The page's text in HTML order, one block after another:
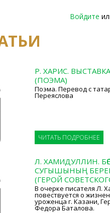
Войдите
Р. ХАРИС.
(ПОЭМА)
Поэма. Перевод с
Переяслова
ЧИТАТЬ ПОДРОБНЕЕ
Л. ХАМИДУЛЛИН.
СУГЫШЫНЫҢ
(ГЕРОЙ
В очерке писателя Л.
повествуется о
уроженца г. Казани,
Федора Баталова.